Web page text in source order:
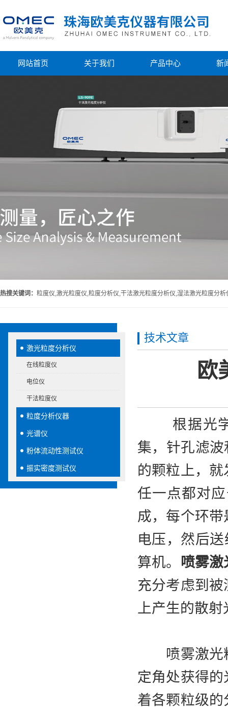
网站首页 关于我们 产品中心 新
热搜关键词： 粒度仪,激光粒度仪,粒度分析仪,干法激光粒度分析仪,湿法激光粒度分析
激光粒度分析仪
在线粒度仪
电位仪
干法粒度仪
粒度分析仪器
光谱仪
粉体流动性测试仪
振实密度测试仪
技术文章
欧
根据光学
集，针孔滤
的颗粒上，
任一点都对
成，每个环
电压，然后
算机。 喷雾
充分考虑到
上产生的散
喷雾激光粒
定角处获得
着各颗粒级